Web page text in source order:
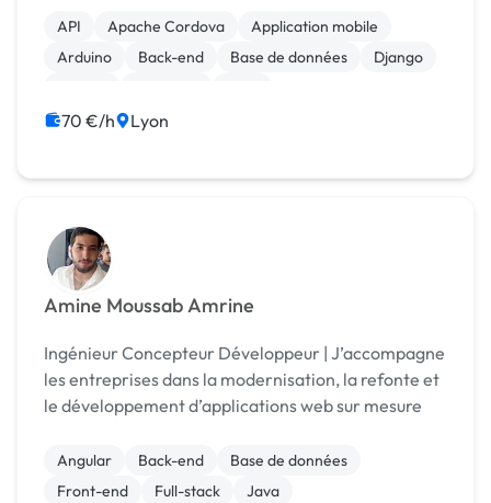
plutôt des projets data, je suis fan du langage
pytho...
API Apache Cordova
Application mobile
Arduino
Back-end Base de données
Django
70 €/h Lyon
Amine Moussab Amrine
Ingénieur Concepteur Développeur | J’accompagne
les entreprises dans la modernisation, la refonte et
le développement d’applications web sur mesure
Angular Back-end
Base de données
Front-end
Full-stack Java